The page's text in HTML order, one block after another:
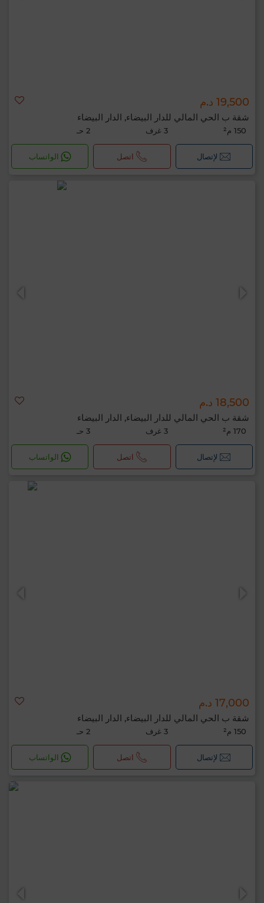
19,500 د.م
شقة ب الحي المالي للدار البيضاء, الدار البيضاء
150 م² 3 غرف 2 حـ
لإتصال اتصل الواتساب
18,500 د.م
شقة ب الحي المالي للدار البيضاء, الدار البيضاء
170 م² 3 غرف 3 حـ
لإتصال اتصل الواتساب
17,000 د.م
شقة ب الحي المالي للدار البيضاء, الدار البيضاء
150 م² 3 غرف 2 حـ
لإتصال اتصل الواتساب